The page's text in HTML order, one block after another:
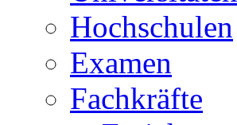
Hochschulen
Examen
Fachkräfte